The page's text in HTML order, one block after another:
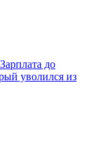
Зарплата до
уволился из